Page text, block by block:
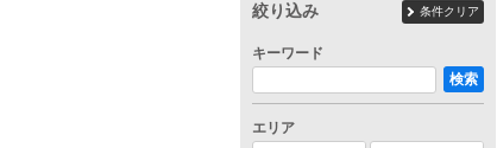
絞り込み 条件クリア
キーワード
検索
エリア